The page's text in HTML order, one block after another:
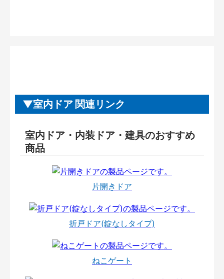
室内ドア 関連リンク
室内ドア・内装ドア・建具のおすすめ
商品
片開きドア
折戸ドア(錠なしタイプ)
ねこゲート